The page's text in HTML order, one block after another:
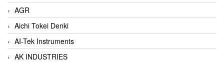
AGR
Aichi Tokei Denki
AI-Tek Instruments
AK INDUSTRIES